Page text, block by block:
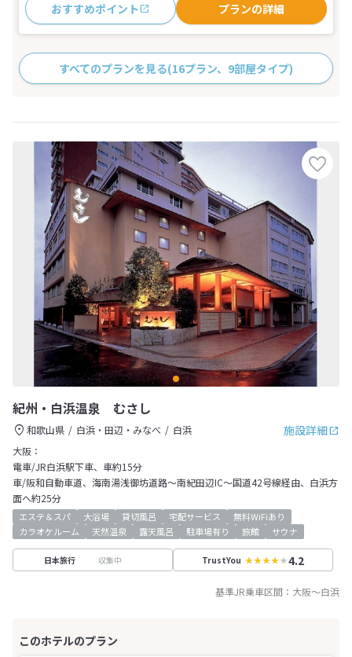
おすすめポイント プランの詳細
すべてのプランを見る(16プラン、9部屋タイプ)
紀州・白浜温泉 むさし
施設詳細
和歌山県 白浜・田辺・みなべ
白浜
大阪：
電車/JR白浜駅下車、車約15分
車/阪和自動車道、海南湯浅御坊道路～南紀田辺IC～国道42号線経由、白浜方
面へ約25分
エステ＆スパ 大浴場 貸切風呂 宅配サービス
無料WiFiあり
カラオケルーム
天然温泉 露天風呂 駐車場有り 旅館 サウナ
日本旅行 収集中 TrustYou 4.2
基準JR乗車区間： 大阪～白浜